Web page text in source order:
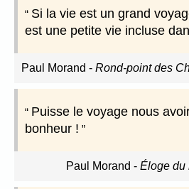
Si la vie est un grand
est une petite vie incluse
Paul Morand - Rond-point des
Puisse le voyage nous
bonheur !
Paul Morand - Éloge du